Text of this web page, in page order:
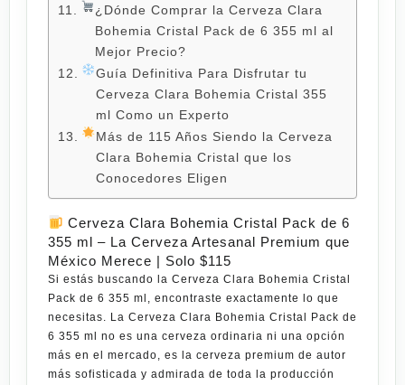
¿Dónde Comprar la Cerveza Clara
Bohemia Cristal Pack de 6 355 ml al
Mejor Precio?
Guía Definitiva Para Disfrutar tu
Cerveza Clara Bohemia Cristal 355
ml Como un Experto
Más de 115 Años Siendo la Cerveza
Clara Bohemia Cristal que los
Conocedores Eligen
Cerveza Clara Bohemia Cristal Pack de 6
355 ml – La Cerveza Artesanal Premium que
México Merece | Solo $115
Si estás buscando la Cerveza Clara Bohemia Cristal
Pack de 6 355 ml
, encontraste exactamente lo que
necesitas. La Cerveza Clara Bohemia Cristal Pack de
6 355 ml no es una cerveza ordinaria ni una opción
más en el mercado, es la cerveza premium de autor
más sofisticada y admirada de toda la producción